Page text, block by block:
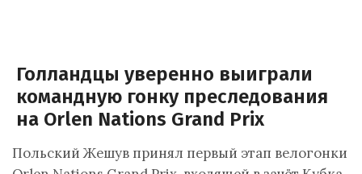
Голландцы уверенно выиграли
командную гонку преследования
на Orlen Nations Grand Prix
Польский Жешув принял первый этап велогонки